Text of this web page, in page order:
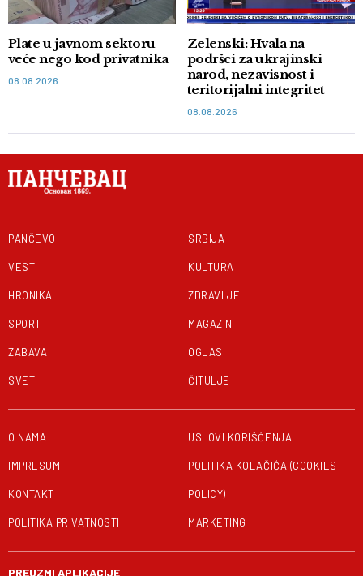
Plate u javnom sektoru
veće nego kod privatnika
08.08.2026
Zelenski: Hvala na
podršci za ukrajinski
narod, nezavisnost i
teritorijalni integritet
08.08.2026
PANČEVO
VESTI
HRONIKA
SPORT
ZABAVA
SVET
SRBIJA
KULTURA
ZDRAVLJE
MAGAZIN
OGLASI
ČITULJE
O NAMA
IMPRESUM
KONTAKT
POLITIKA PRIVATNOSTI
USLOVI KORIŠĆENJA
POLITIKA KOLAČIĆA (COOKIES
POLICY)
MARKETING
PREUZMI APLIKACIJE